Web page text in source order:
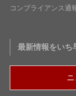
コンプライアンス通
最新情報をいち